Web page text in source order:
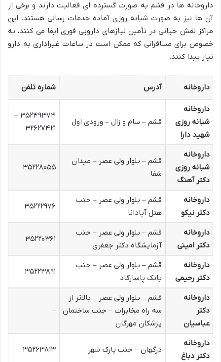
داروخانه ها در قشم به صورت گسترده ای فعالیت دارند و برخی از
آن ها نیز به صورت شبانه روزی آماده خدمات رسانی هستند. این
مراکز نقش حیاتی در تأمین نیازهای دارویی فوری ایفا می کنند، به
خصوص برای مسافرانی که ممکن است در ساعات غیراداری به دارو
نیاز پیدا کنند.
داروخانه آدرس شماره تلفن
داروخانه
شبانه روزی
شهید دارا
قشم – سام و زال – ورودی اول
۳۵۲۴۹۳۷۴ –
۳۲۶۲۷۴۲۱
داروخانه
شبانه روزی
دکتر آهنگ
قشم – بلوار ولی عصر – میدان
شفا
۳۵۲۲۸۰۵۵
داروخانه
دکتر نیکو
قشم – بلوار ولی عصر – جنب
هتل آپادانا
۳۵۲۲۲۹۷۶
داروخانه
دکتر امینی
قشم – بلوار ولی عصر – جنب
آزمایشگاه دکتر جعفری
۳۵۲۲۰۳۶۱
داروخانه
دکتر رحیمی
قشم – بلوار ولی عصر – جنب
بانک پاسارگاد
۳۵۲۲۳۸۹۱
داروخانه
دکتر
عباسیان
قشم – بلوار ولی عصر – بالاتر از
سه راه مخابرات – جنب ساختمان
پزشکان مهرگان
–
داروخانه
دکتر دباغ
درگهان – جنب پارک شهر ۳۵۲۶۳۸۱۳